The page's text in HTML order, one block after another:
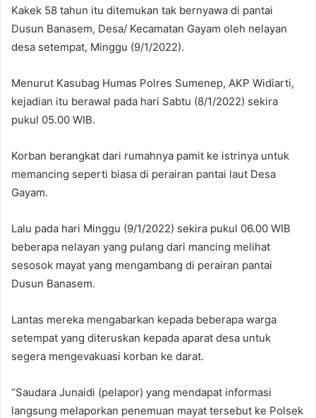
Kakek 58 tahun itu ditemukan tak bernyawa di pantai
Dusun Banasem, Desa/ Kecamatan Gayam oleh nelayan
desa setempat, Minggu (9/1/2022).
Menurut Kasubag Humas Polres Sumenep, AKP Widiarti,
kejadian itu berawal pada hari Sabtu (8/1/2022) sekira
pukul 05.00 WIB.
Korban berangkat dari rumahnya pamit ke istrinya untuk
memancing seperti biasa di perairan pantai laut Desa
Gayam.
Lalu pada hari Minggu (9/1/2022) sekira pukul 06.00 WIB
beberapa nelayan yang pulang dari mancing melihat
sesosok mayat yang mengambang di perairan pantai
Dusun Banasem.
Lantas mereka mengabarkan kepada beberapa warga
setempat yang diteruskan kepada aparat desa untuk
segera mengevakuasi korban ke darat.
“Saudara Junaidi (pelapor) yang mendapat informasi
langsung melaporkan penemuan mayat tersebut ke Polsek